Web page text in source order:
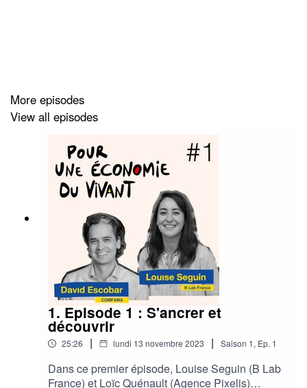
accompagnée de Marine Buu, nous raconte l'histoire de
ce lieu, ainsi que son impact territorial, aussi historique
que social. Une balade immersive qui permet de
s'ancrer dans le territoire arlésien.
Merci à toute l'équipe : @Parade, @La Verrerie,
@l’Archipel, @Dans la Cuisine (ou association @Petit à
Petit), @Initiative Pays d’Arles, @Maïlis Renaudin ,
@Marine Buu, @Françoise Lacotte, @Dominique Louis
et @Sylvie Hernandez
Un co-production B Lab France et Agence Pixelis
More episodes
View all episodes
1. Episode 1 : S'ancrer et
découvrir
25:26 | lundi 13 novembre 2023 | Saison 1, Ep. 1
Dans ce premier épisode, Louise Seguin (B Lab
France) et Loïc Quénault (Agence Pixelis)